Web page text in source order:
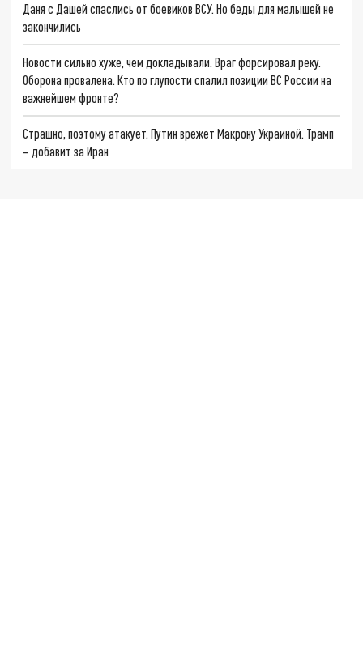
Даня с Дашей спаслись от боевиков ВСУ. Но беды для малышей не
закончились
Новости сильно хуже, чем докладывали. Враг форсировал реку.
Оборона провалена. Кто по глупости спалил позиции ВС России на
важнейшем фронте?
Страшно, поэтому атакует. Путин врежет Макрону Украиной. Трамп
– добавит за Иран